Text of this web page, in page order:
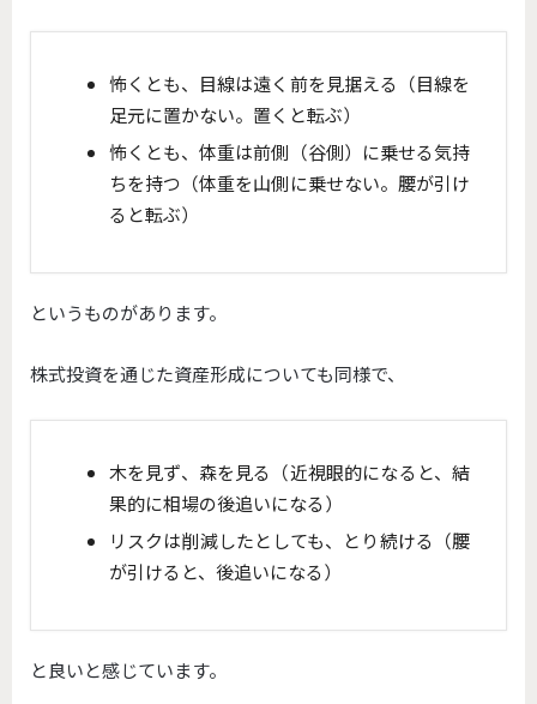
怖くとも、目線は遠く前を見据える（目線を
足元に置かない。置くと転ぶ）
怖くとも、体重は前側（谷側）に乗せる気持
ちを持つ（体重を山側に乗せない。腰が引け
ると転ぶ）
というものがあります。
株式投資を通じた資産形成についても同様で、
木を見ず、森を見る（近視眼的になると、結
果的に相場の後追いになる）
リスクは削減したとしても、とり続ける（腰
が引けると、後追いになる）
と良いと感じています。